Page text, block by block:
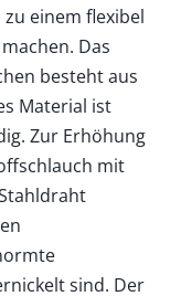
einem flexibel
Das
besteht aus
Material ist
Zur Erhöhung
mit
sind. Der